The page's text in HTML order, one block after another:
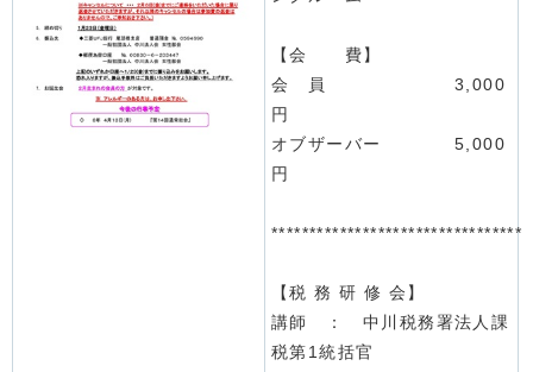
【会 費】
会 員 3,000
円
オブザーバー 5,000
円
*********************************
【税 務 研 修 会】
講師 ： 中川税務署法人課
税第1統括官